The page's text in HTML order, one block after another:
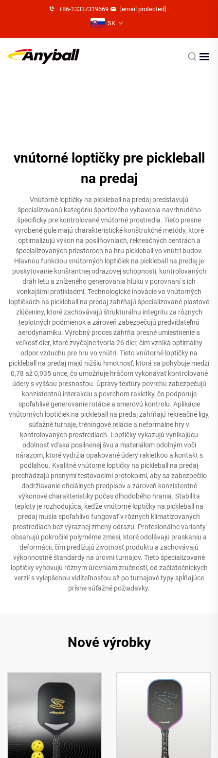
+86-13337319669
[email protected]
SK
vnútorné loptičky pre pickleball
na predaj
Vnútorné loptičky na pickleball na predaj predstavujú
špecializovanú kategóriu športového vybavenia navrhnutého
špecificky pre kontrolované vnútorné prostredia. Tieto presne
vyrobené gule majú charakteristické konštrukčné metódy, ktoré
optimalizujú výkon na posilňovniach, rekreačných centrách a
špecializovaných priestoroch na hru pickleball vo vnútri budov.
Hlavnou funkciou vnútorných loptičiek na pickleball na predaj je
poskytovanie konštantnej odrazovej schopnosti, kontrolovaných
dráh letu a zníženého generovania hluku v porovnaní s ich
vonkajšími protikladmi. Technologické inovácie vo vnútorných
loptičkách na pickleball na predaj zahŕňajú špecializované plastové
zlúčeniny, ktoré zachovávajú štrukturálnu integritu za rôznych
teplotných podmienok a zároveň zabezpečujú predvídateľnú
aerodynamiku. Výrobný proces zahŕňa presné umiestnenie a
veľkosť dier, ktoré zvyčajne tvoria 26 dier, čím vzniká optimálny
odpor vzduchu pre hru vo vnútri. Tieto vnútorné loptičky na
pickleball na predaj majú nižšiu hmotnosť, ktorá sa pohybuje medzi
0,78 až 0,935 unce, čo umožňuje hráčom vykonávať kontrolované
údery s vyššou presnosťou. Úpravy textúry povrchu zabezpečujú
konzistentnú interakciu s povrchom rakietky, čo podporuje
spoľahlivé generovanie rotácie a smerovú kontrolu. Aplikácie
vnútorných loptičiek na pickleball na predaj zahŕňajú rekreačné ligy,
súťažné turnaje, tréningové relácie a neformálne hry v
kontrolovaných prostrediach. Loptičky vykazujú vynikajúcu
odolnosť vďaka posilnenej švu a materiálom odolným voči
nárazom, ktoré vydržia opakované údery rakietkou a kontakt s
podlahou. Kvalitné vnútorné loptičky na pickleball na predaj
prechádzajú prísnymi testovacími protokolmi, aby sa zabezpečilo
dodržiavanie oficiálnych predpisov a zároveň konzistentné
výkonové charakteristiky počas dlhodobého hrania. Stabilita
teploty je rozhodujúca, keďže vnútorné loptičky na pickleball na
predaj musia spoľahlivo fungovať v rôznych klimatizovaných
prostrediach bez výraznej zmeny odrazu. Profesionálne varianty
obsahujú pokročilé polymérne zmesi, ktoré odolávajú praskaniu a
deformácii, čím predlžujú životnosť produktu a zachovávajú
výkonnostné štandardy na úrovni turnajov. Tieto špecializované
loptičky vyhovujú rôznym úrovniam zručností, od začiatočníckych
verzií s vylepšenou viditeľnosťou až po turnajové typy spĺňajúce
prísne súťažné požiadavky.
Nové výrobky